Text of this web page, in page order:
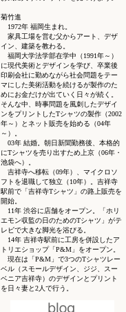
菊竹進
1972年 福岡生まれ。
家具工場を営む父からアート、デザ
イン、建築を教わる。
福岡大学法学部在学中（1991年～）
に現代美術とデザインを学び、卒業後
印刷会社に勤めながら社会問題をテー
マにした美術活動を続けるが製作のた
めにお金だけが出ていく日々が続く。
そんな中、時事問題を風刺したデザイ
ンをプリントしたTシャツの製作（2002
年～）とネット販売を始める（04年
～）。
03年 結婚。朝日新聞勤務後、本格的
にTシャツを売り出すため上京（06年・
池袋へ）。
吉祥寺へ移転（09年）、マイクロソ
フトを退職して独立（10年）。吉祥寺
駅前で「吉祥寺Tシャツ」の路上販売を
開始。
11年 渋谷に店舗をオープン。「ホリ
エモン収監の日のためのTシャツ」がテ
レビで大きな脚光を浴びる。
14年 吉祥寺駅前に工房を併設したア
トリエショップ「P&M」をオープン。
現在は「P&M」で3つのTシャツレー
ベル（スモールデザイン、ジジ、スー
ベニア吉祥寺）のデザインとプリント
を日々妻と2人で行う。